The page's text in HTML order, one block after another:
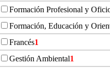
Formación Profesional y
Formación, Educación y
Francés1
Gestión Ambiental1